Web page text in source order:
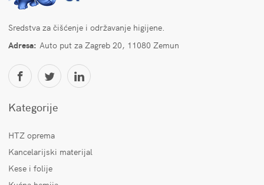
Sredstva za čišćenje i održavanje higijene.
Adresa: Auto put za Zagreb 20, 11080 Zemun
Kategorije
HTZ oprema
Kancelarijski materijal
Kese i folije